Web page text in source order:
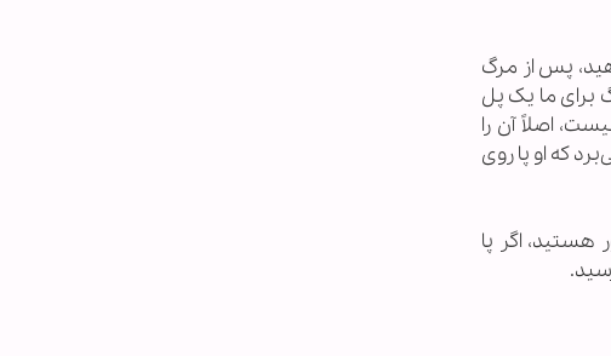
پس از مرگ
برای ما یک پل
اصلاً آن را
که او پا روی
هستید، اگر پا